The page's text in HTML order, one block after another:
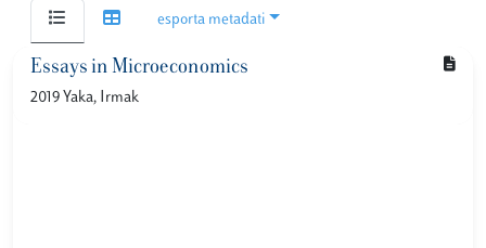
esporta metadati
Essays in Microeconomics
2019 Yaka, Irmak